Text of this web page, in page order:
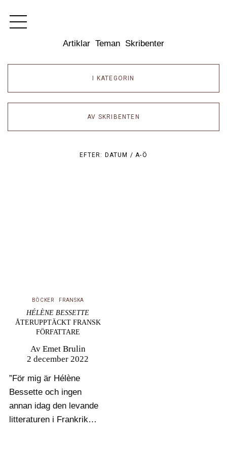
Artiklar Teman Skribenter
I KATEGORIN
AV SKRIBENTEN
EFTER: DATUM /A-Ö
BÖCKER FRANSKA
HÉLÈNE BESSETTE
ÅTERUPPTÄCKT FRANSK
FÖRFATTARE
Av Emet Brulin
2 december 2022
”För mig är Hélène
Bessette och ingen
annan idag den levande
litteraturen i Frankrike”